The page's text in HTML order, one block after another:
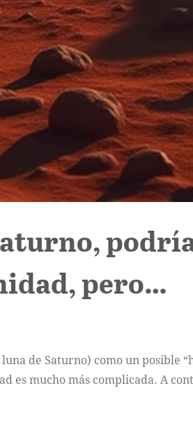
pero…
de Saturno) como un
es mucho más complicada. A